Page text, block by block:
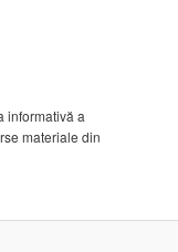
informativă a
materiale din